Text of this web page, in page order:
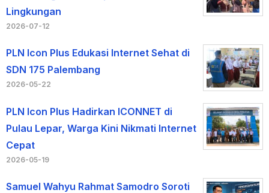
Lingkungan
2026-07-12
PLN Icon Plus Edukasi Internet Sehat di
SDN 175 Palembang
2026-05-22
PLN Icon Plus Hadirkan ICONNET di
Pulau Lepar, Warga Kini Nikmati Internet
Cepat
2026-05-19
Samuel Wahyu Rahmat Samodro Soroti